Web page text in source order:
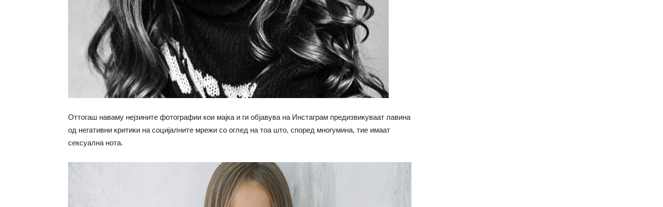
Оттогаш наваму нејзините фотографии кои мајка и ги објавува на Инстаграм предизвикуваат лавина
од негативни критики на социјалните мрежи со оглед на тоа што, според многумина, тие имаат
сексуална нота.